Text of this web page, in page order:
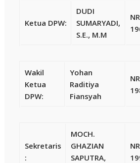
Ketua DPW:
DUDI
SUMARYADI,
S.E., M.M
Wakil
Ketua
DPW:
Yohan
Raditiya
Fiansyah
Sekretaris
:
MOCH.
GHAZIAN
SAPUTRA,